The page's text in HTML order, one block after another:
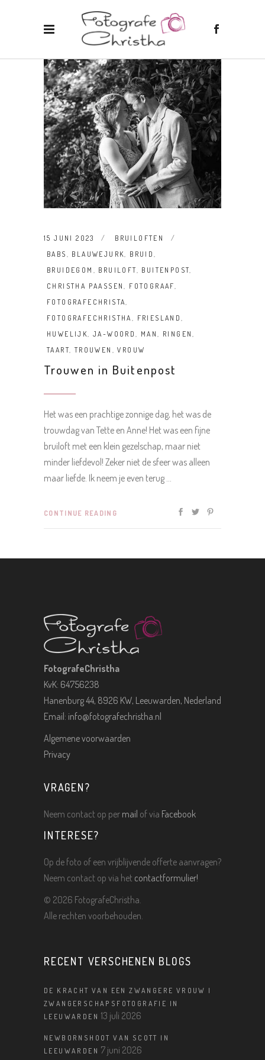
15 JUNI 2023
BRUILOFTEN
BABS , BLAUWEJURK, BRUID,
BRUIDEGOM , BRUILOFT, BUITENPOST,
CHRISTHA PAASSEN, FOTOGRAAF,
FOTOGRAFECHRISTA,
FOTOGRAFECHRISTHA, FRIESLAND,
HUWELIJK,JA-WOORD, MAN, RINGEN,
TAART, TROUWEN ,VROUW
Trouwen in Buitenpost
Het was een prachtige zonnige dag, het was de
trouwdag van Tette en Anne! Het was een fijne
bruiloft met een klein gezelschap, maar niet
minder liefdevol! Zeker niet de sfeer was alleen
maar liefde. Ik neem je even terug
CONTINUE READING
FotografeChristha
KvK: 64756238
Hanenburg 44, 8926 KW, Leeuwarden, Nederland
Email: info@fotografechristha.nl
Algemene voorwaarden
Privacy
VRAGEN?
Neem contact op per mail of via Facebook
INTERESE?
Op de foto of een vrijblijvende offerte aanvragen?
Neem contact op via het contactformulier!
© 2026 FotografeChristha.
Alle rechten voorbehouden.
RECENT VERSCHENEN BLOGS
DE KRACHT VAN EEN ZWANGERE VROUW |
ZWANGERSCHAPSFOTOGRAFIE IN
LEEUWARDEN 13 juli 2026
NEWBORNSHOOT VAN SCOTT IN
LEEUWARDEN 7 juni 2026